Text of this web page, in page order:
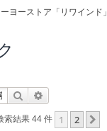
ヨーストア「リワインド」
検索
索結果 44 件 1 2